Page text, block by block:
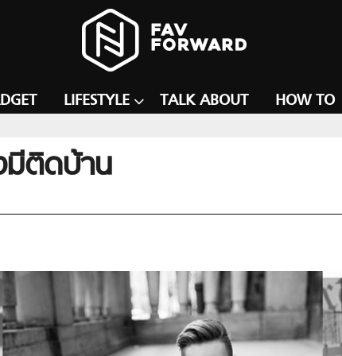
LIFESTYLE TALK ABOUT HOW TO
มีติดบ้าน